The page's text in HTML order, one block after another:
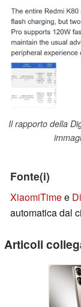
Il rapporto della
Fonte(i)
XiaomiTimee
automatica dal
Articoli